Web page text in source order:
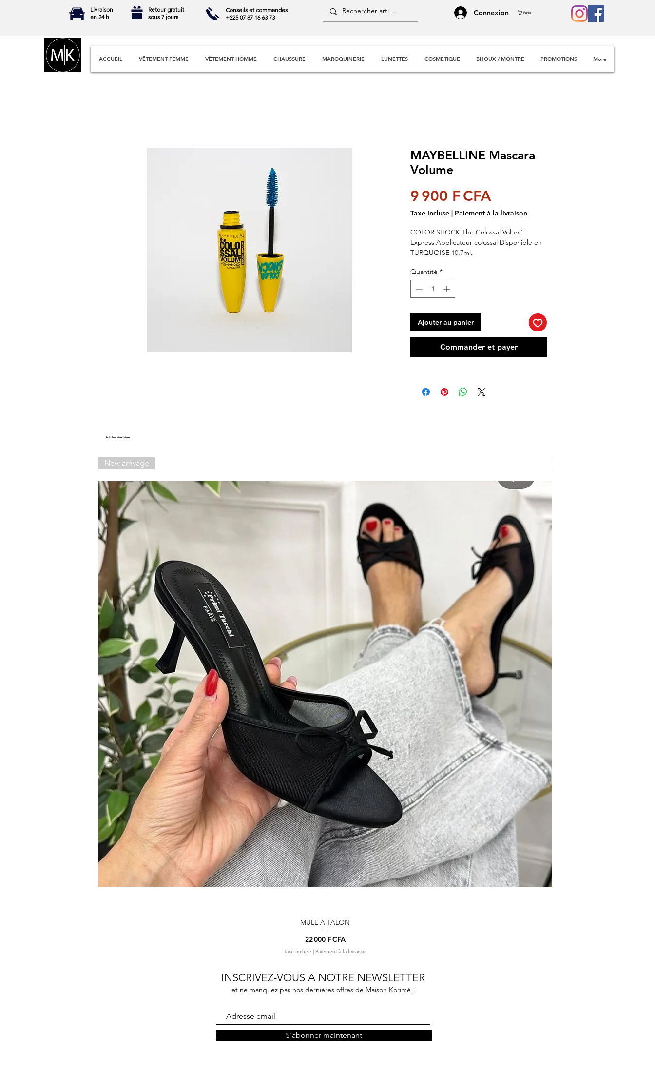
Livraison
en 24 h
Retour gratuit
sous 7 jours
Conseils et commandes
+225 07 87 16 63 73
Connexion Panier
ACCUEIL VÊTEMENT FEMME VÊTEMENT HOMME CHAUSSURE MAROQUINERIE LUNETTES COSMETIQUE BIJOUX / MONTRE PROMOTIONS More
MAYBELLINE Mascara
Volume
9 900 F CFA
Taxe Incluse | Paiement à la livraison
COLOR SHOCK The Colossal Volum'
Express Applicateur colossal Disponible en
TURQUOISE 10,7ml.
Quantité *
Ajouter au panier
Commander et payer
Articles similaires
Aperçu rapide
New arrivage
MULE A TALON
Prix
22 000 F CFA
Taxe Incluse| Paiement à la livraison
INSCRIVEZ-VOUS A NOTRE NEWSLETTER
et ne manquez pas nos dernières offres de Maison Korimé !
S'abonner maintenant